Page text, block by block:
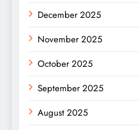
December 2025
November 2025
October 2025
September 2025
August 2025